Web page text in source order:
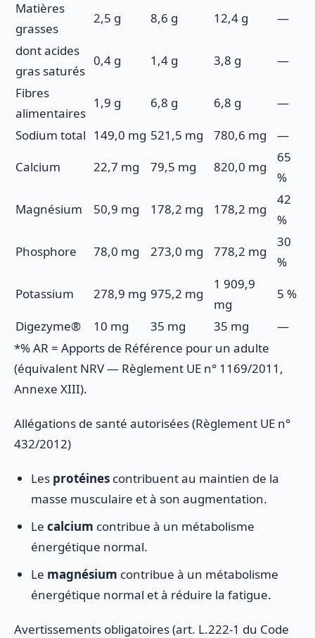
Matières
grasses
2,5 g 8,6 g 12,4 g
—
dont acides
gras saturés
0,4 g 1,4 g 3,8 g
—
Fibres
alimentaires
1,9 g 6,8 g 6,8 g
—
Sodium total 149,0 mg 521,5 mg 780,6 mg
—
Calcium
22,7 mg 79,5 mg 820,0 mg
65
%
Magnésium
50,9 mg 178,2 mg 178,2 mg
42
%
Phosphore
78,0 mg 273,0 mg 778,2 mg
30
%
Potassium
278,9 mg 975,2 mg
1 909,9
mg
5 %
Digezyme®
10 mg 35 mg 35 mg
—
*% AR = Apports de Référence pour un adulte
(équivalent NRV — Règlement UE n° 1169/2011,
Annexe XIII).
Allégations de santé autorisées (Règlement UE n°
432/2012)
Les protéines contribuent au maintien de la
masse musculaire et à son augmentation.
Le calcium contribue à un métabolisme
énergétique normal.
Le magnésium contribue à un métabolisme
énergétique normal et à réduire la fatigue.
Avertissements obligatoires (art. L.222-1 du Code